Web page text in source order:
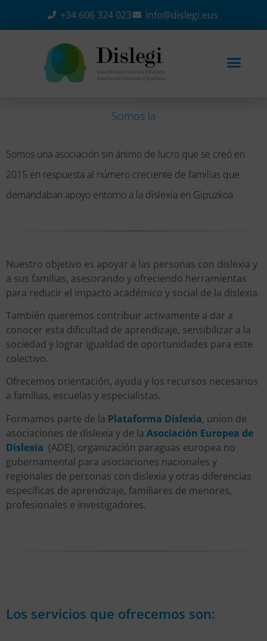
+34 606 324 023 info@dislegi.eus
Somosla A
Somos una asociación sin ánimo de lucro que se creó en
2015 en respuesta al número creciente de familias que
demandaban apoyo entorno a la dislexia en Gipuzkoa
Nuestro objetivo es apoyar a las personas con dislexia y
a sus familias, asesorando y ofreciendo herramientas
para reducir el impacto académico y social de la dislexia.
También queremos contribuir activamente a dar a
conocer esta dificultad de aprendizaje, sensibilizar a la
sociedad y lograr igualdad de oportunidades para este
colectivo.
Ofrecemos orientación, ayuda y los recursos necesarios
a familias, escuelas y especialistas.
Formamos parte de la Plataforma Dislexia, union de
asociaciones de dislexia y de la Asociación Europea de
Dislexia (ADE), organización paraguas europea no
gubernamental para asociaciones nacionales y
regionales de personas con dislexia y otras diferencias
específicas de aprendizaje, familiares de menores,
profesionales e investigadores.
Los servicios que ofrecemos son: